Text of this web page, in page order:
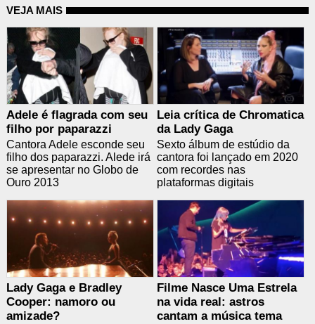
VEJA MAIS
Adele é flagrada com seu
filho por paparazzi
Cantora Adele esconde seu
filho dos paparazzi. Alede irá
se apresentar no Globo de
Ouro 2013
Leia crítica de Chromatica
da Lady Gaga
Sexto álbum de estúdio da
cantora foi lançado em 2020
com recordes nas
plataformas digitais
Lady Gaga e Bradley
Cooper: namoro ou
amizade?
Filme Nasce Uma Estrela
na vida real: astros
cantam a música tema